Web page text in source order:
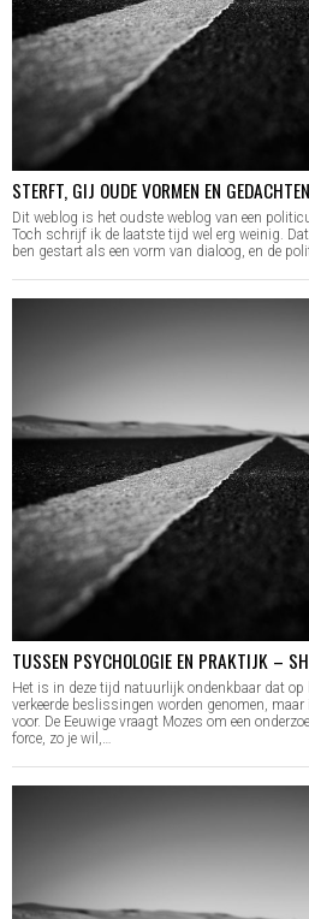
STERFT, GIJ OUDE VORMEN EN
Dit weblog is het oudste weblog van een
Toch schrijf ik de laatste tijd wel erg weinig.
ben gestart als een vorm van dialoog, en de
TUSSEN PSYCHOLOGIE EN PRAKTIJK –
Het is in deze tijd natuurlijk ondenkbaar dat
verkeerde beslissingen worden genomen,
voor. De Eeuwige vraagt Mozes om een
force, zo je wil,…